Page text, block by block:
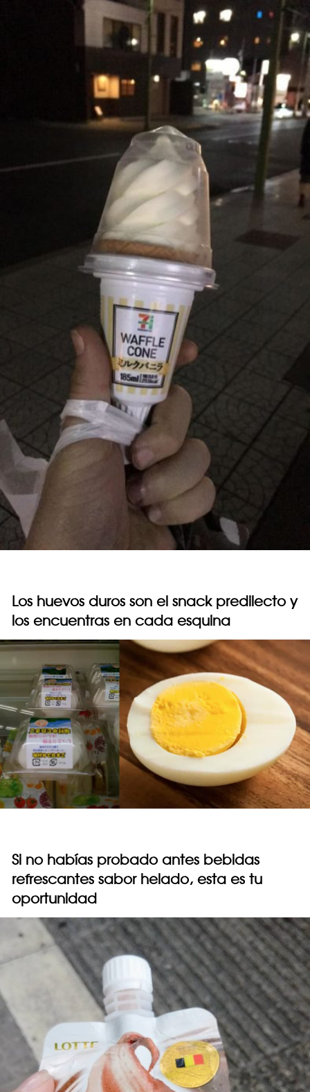
Los huevos duros son el snack predilecto y
los encuentras en cada esquina
Si no habías probado antes bebidas
refrescantes sabor helado, esta es tu
oportunidad